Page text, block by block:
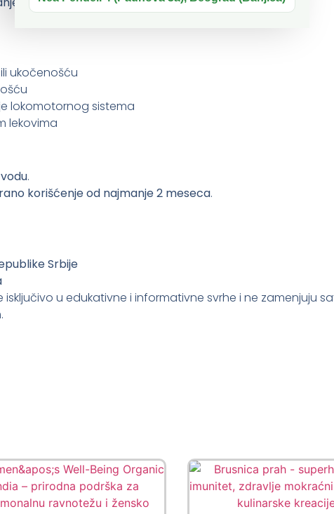
ukočenošću
lokomotornog sistema
lekovima
.
korišćenje od najmanje 2 meseca.
Srbije
isključivo u edukativne i informativne svrhe i ne zamenjuju